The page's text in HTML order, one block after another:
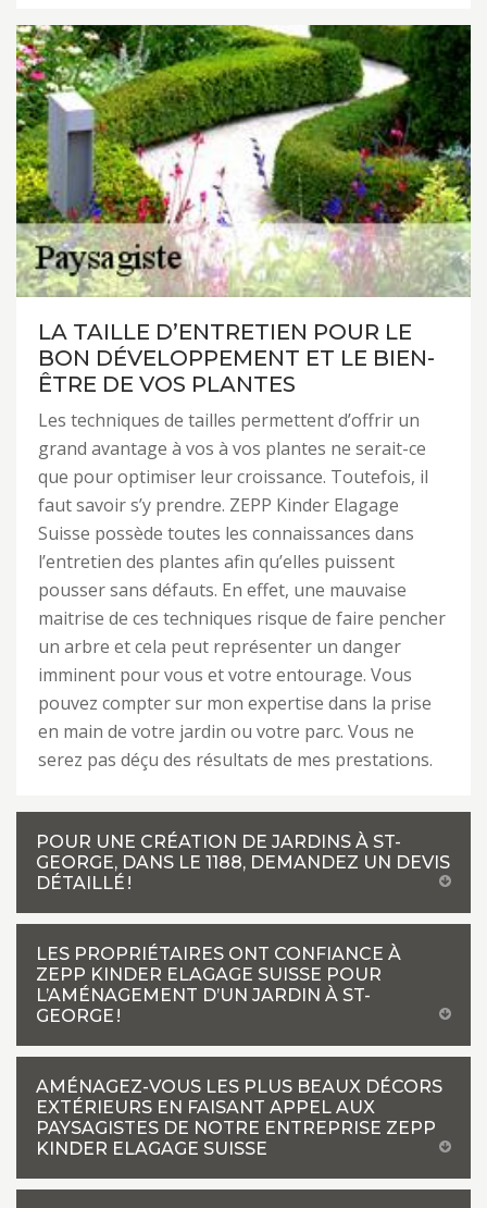
LA TAILLE D’ENTRETIEN POUR LE
BON DÉVELOPPEMENT ET LE BIEN-
ÊTRE DE VOS PLANTES
Les techniques de tailles permettent d’offrir un
grand avantage à vos à vos plantes ne serait-ce
que pour optimiser leur croissance. Toutefois, il
faut savoir s’y prendre. ZEPP Kinder Elagage
Suisse possède toutes les connaissances dans
l’entretien des plantes afin qu’elles puissent
pousser sans défauts. En effet, une mauvaise
maitrise de ces techniques risque de faire pencher
un arbre et cela peut représenter un danger
imminent pour vous et votre entourage. Vous
pouvez compter sur mon expertise dans la prise
en main de votre jardin ou votre parc. Vous ne
serez pas déçu des résultats de mes prestations.
POUR UNE CRÉATION DE JARDINS À ST-
GEORGE, DANS LE 1188, DEMANDEZ UN DEVIS
DÉTAILLÉ !
LES PROPRIÉTAIRES ONT CONFIANCE À
ZEPP KINDER ELAGAGE SUISSE POUR
L’AMÉNAGEMENT D’UN JARDIN À ST-
GEORGE !
AMÉNAGEZ-VOUS LES PLUS BEAUX DÉCORS
EXTÉRIEURS EN FAISANT APPEL AUX
PAYSAGISTES DE NOTRE ENTREPRISE ZEPP
KINDER ELAGAGE SUISSE